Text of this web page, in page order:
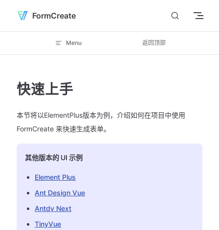
Skip to content
FormCreate
Menu 返回顶部
快速上手
本节将以ElementPlus版本为例，介绍如何在项目中使用
FormCreate 来快速生成表单。
其他版本的 UI 示例
Element Plus
Ant Design Vue
Antdv Next
TinyVue